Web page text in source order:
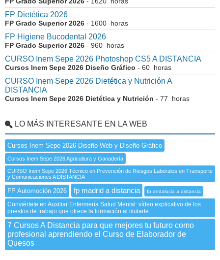
FP Dietética 2026
FP Grado Superior 2026 - 1600 horas
FP Higiene Bucodental 2026
FP Grado Superior 2026 - 960 horas
CURSO Inem Sepe 2026 Photoshop CS5 A DISTANCIA
Cursos Inem Sepe 2026 Diseño Gráfico - 60 horas
CURSO Inem Sepe 2026 Dietética y Nutrición A
DISTANCIA
Cursos Inem Sepe 2026 Dietética y Nutrición - 77 horas
LO MÁS INTERESANTE EN LA WEB
Cursos Inem Sepe 2026 Diseño Web y Diseño Gráfico
Cursos Inem Sepe 2026 Agricultura y Ganadería
CURSO Inem Sepe 2026 Técnico en Prevención de Riesgos Laborales en Transporte
y Comunicaciones A DISTANCIA
FP Automoción 2026 fp madrid a distancia fp andalucia a distancia
Conviértete en Auxiliar Enfermería Salud Mental: vídeo explicativo de los
puestos de trabajo que ofrece la formación al titularte
7 Cursos A Distancia para que mejores tu futuro como
profesional aprendiendo el Curso de Elaborador de
Quesos